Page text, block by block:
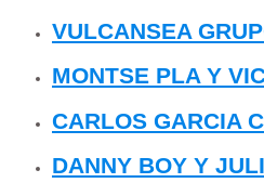
VULCANSEA
MONTSE PLA Y
CARLOS GARCIA
DANNY BOY Y